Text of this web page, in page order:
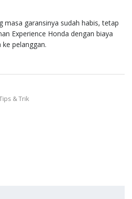
masa garansinya sudah habis, tetap
Experience Honda dengan biaya
pelanggan.
& Trik